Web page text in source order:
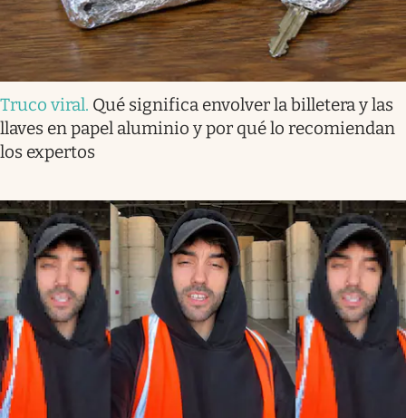
Truco viral. Qué significa envolver la billetera y las
llaves en papel aluminio y por qué lo recomiendan
los expertos